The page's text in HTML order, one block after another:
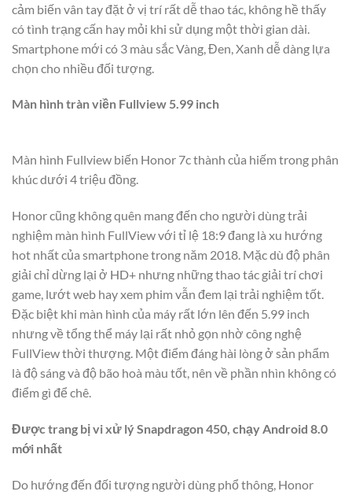
cảm biến vân tay đặt ở vị trí rất dễ thao tác, không hề thấy
có tình trạng cấn hay mỏi khi sử dụng một thời gian dài.
Smartphone mới có 3 màu sắc Vàng, Đen, Xanh dễ dàng lựa
chọn cho nhiều đối tượng.
Màn hình tràn viền Fullview 5.99 inch
Màn hình Fullview biến Honor 7c thành của hiếm trong phân
khúc dưới 4 triệu đồng.
Honor cũng không quên mang đến cho người dùng trải
nghiệm màn hình FullView với tỉ lệ 18:9 đang là xu hướng
hot nhất của smartphone trong năm 2018. Mặc dù độ phân
giải chỉ dừng lại ở HD+ nhưng những thao tác giải trí chơi
game, lướt web hay xem phim vẫn đem lại trải nghiệm tốt.
Đặc biệt khi màn hình của máy rất lớn lên đến 5.99 inch
nhưng về tổng thể máy lại rất nhỏ gọn nhờ công nghệ
FullView thời thượng. Một điểm đáng hài lòng ở sản phẩm
là độ sáng và độ bão hoà màu tốt, nên về phần nhìn không có
điểm gì để chê.
Được trang bị vi xử lý Snapdragon 450, chạy Android 8.0
mới nhất
Do hướng đến đối tượng người dùng phổ thông, Honor